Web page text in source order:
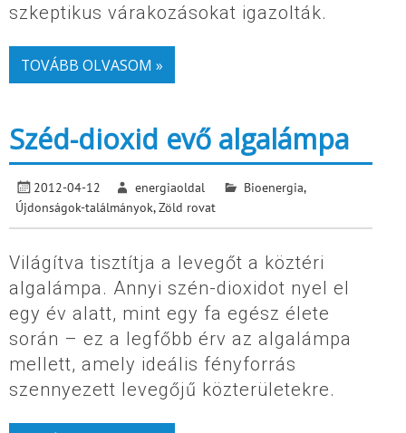
szkeptikus várakozásokat igazolták.
TOVÁBB OLVASOM »
Széd-dioxid evő algalámpa
2012-04-12 energiaoldal Bioenergia,
Újdonságok-találmányok,Zöld rovat
Világítva tisztítja a levegőt a köztéri
algalámpa. Annyi szén-dioxidot nyel el
egy év alatt, mint egy fa egész élete
során – ez a legfőbb érv az algalámpa
mellett, amely ideális fényforrás
szennyezett levegőjű közterületekre.